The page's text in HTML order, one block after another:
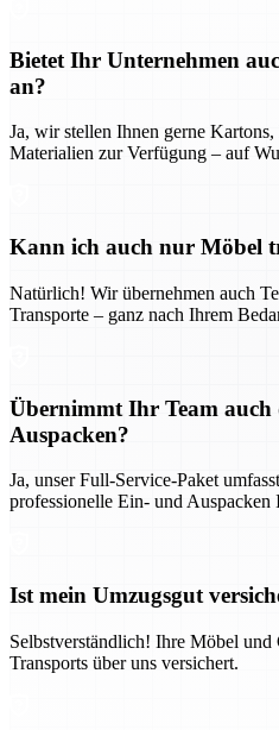
Bietet Ihr Unternehmen
an?
Ja, wir stellen Ihnen gerne
Materialien zur Verfügung – auf
Kann ich auch nur Möbel
Natürlich! Wir übernehmen auch
Transporte – ganz nach Ihrem
Übernimmt Ihr Team auch
Auspacken?
Ja, unser Full-Service-Paket
professionelle Ein- und Auspacken
Ist mein Umzugsgut
Selbstverständlich! Ihre Möbel und
Transports über uns versichert.